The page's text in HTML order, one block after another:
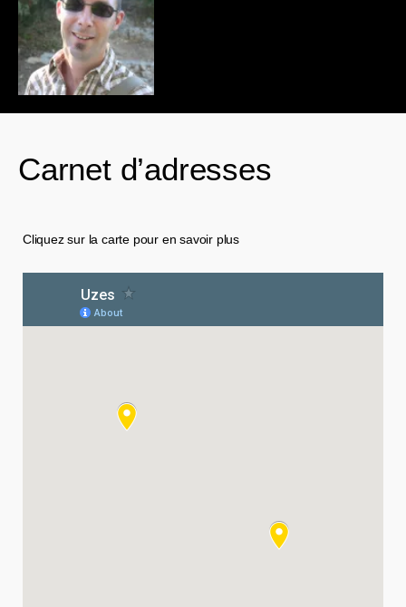
Carnet d’adresses
Cliquez sur la carte pour en savoir plus